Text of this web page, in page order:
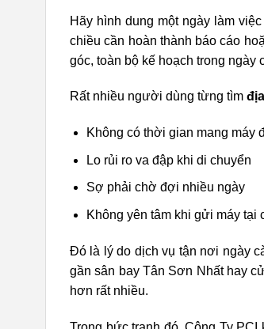
Hãy hình dung một ngày làm
chiều cần hoàn thành báo cáo
góc, toàn bộ kế hoạch trong ngày
Rất nhiều người dùng từng tìm
Không có thời gian mang máy
Lo rủi ro va đập khi di chuyển
Sợ phải chờ đợi nhiều ngày
Không yên tâm khi gửi máy tại
Đó là lý do dịch vụ tận nơi ngày
gần sân bay Tân Sơn Nhất hay
hơn rất nhiều.